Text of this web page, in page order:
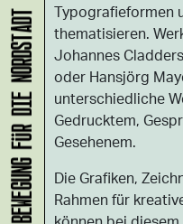
Typografieformen
thematisieren.
Johannes
oder Hansjörg
unterschiedliche
Gedrucktem,
Gesehenem.
Die Grafiken,
Rahmen für